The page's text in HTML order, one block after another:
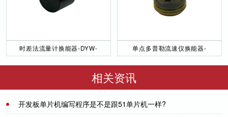
时差法流量计换能器-DYW-
单点多普勒流速仪换能器-
相关资讯
开发板单片机编写程序是不是跟51单片机一样?